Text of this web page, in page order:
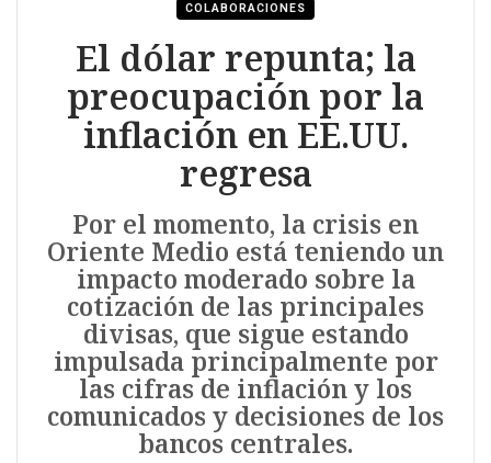
COLABORACIONES
El dólar repunta; la
preocupación por la
inflación en EE.UU.
regresa
Por el momento, la crisis en
Oriente Medio está teniendo un
impacto moderado sobre la
cotización de las principales
divisas, que sigue estando
impulsada principalmente por
las cifras de inflación y los
comunicados y decisiones de los
bancos centrales.